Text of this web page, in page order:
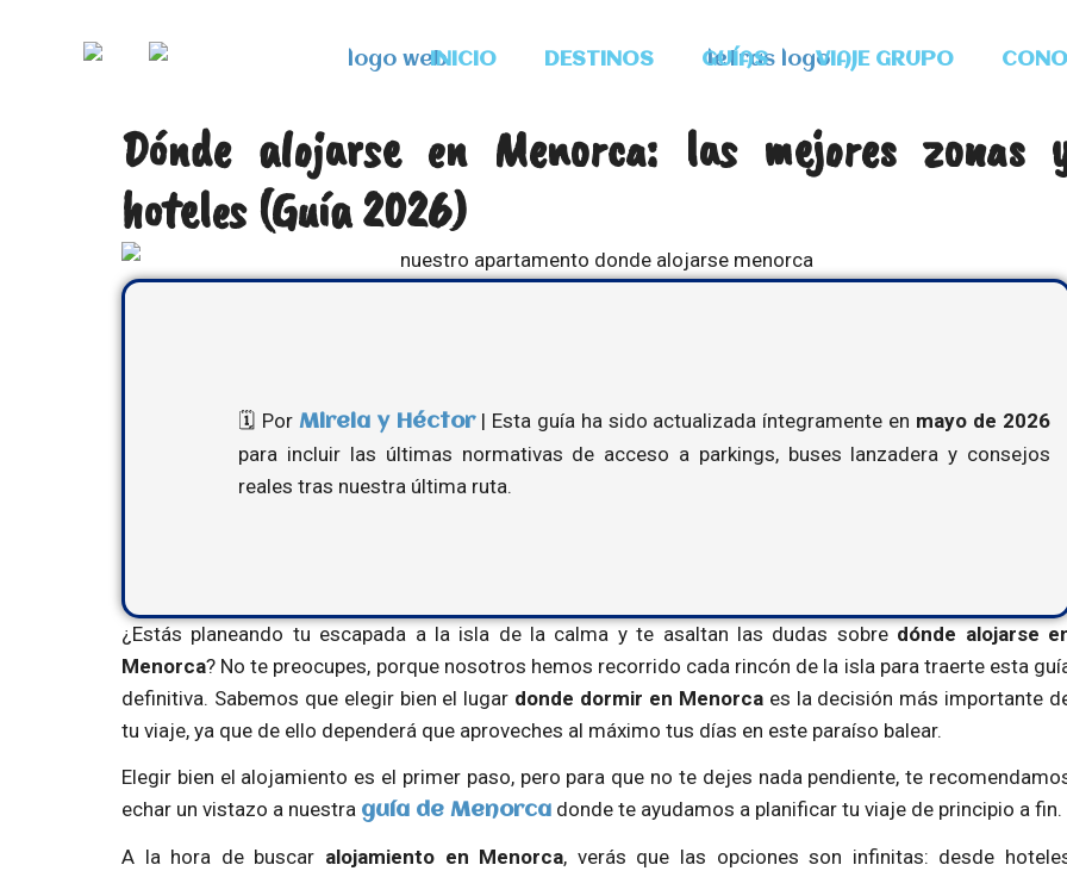
INICIO DESTINOS GUÍAS VIAJE GRUPO
Dónde alojarse en Menorca: las mejores zonas
hoteles (Guía 2026)
🗓️ Por Mireia y Héctor| Esta guía ha sido actualizada íntegramente en mayo de 2026
para incluir las últimas normativas de acceso a parkings, buses lanzadera y consejos
reales tras nuestra última ruta.
¿Estás planeando tu escapada a la isla de la calma y te asaltan las dudas sobre dónde alojarse
Menorca? No te preocupes, porque nosotros hemos recorrido cada rincón de la isla para traerte esta
definitiva. Sabemos que elegir bien el lugar donde dormir en Menorcaes la decisión más importante
tu viaje, ya que de ello dependerá que aproveches al máximo tus días en este paraíso balear.
Elegir bien el alojamiento es el primer paso, pero para que no te dejes nada pendiente, te
echar un vistazo a nuestra guía de Menorca donde te ayudamos a planificar tu viaje de principio a fin.
A la hora de buscar alojamiento en Menorca, verás que las opciones son infinitas: desde